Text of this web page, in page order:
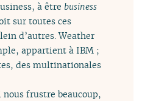
à être business
sur toutes ces
d’autres. Weather
appartient à IBM ;
des multinationales
nous frustre beaucoup,